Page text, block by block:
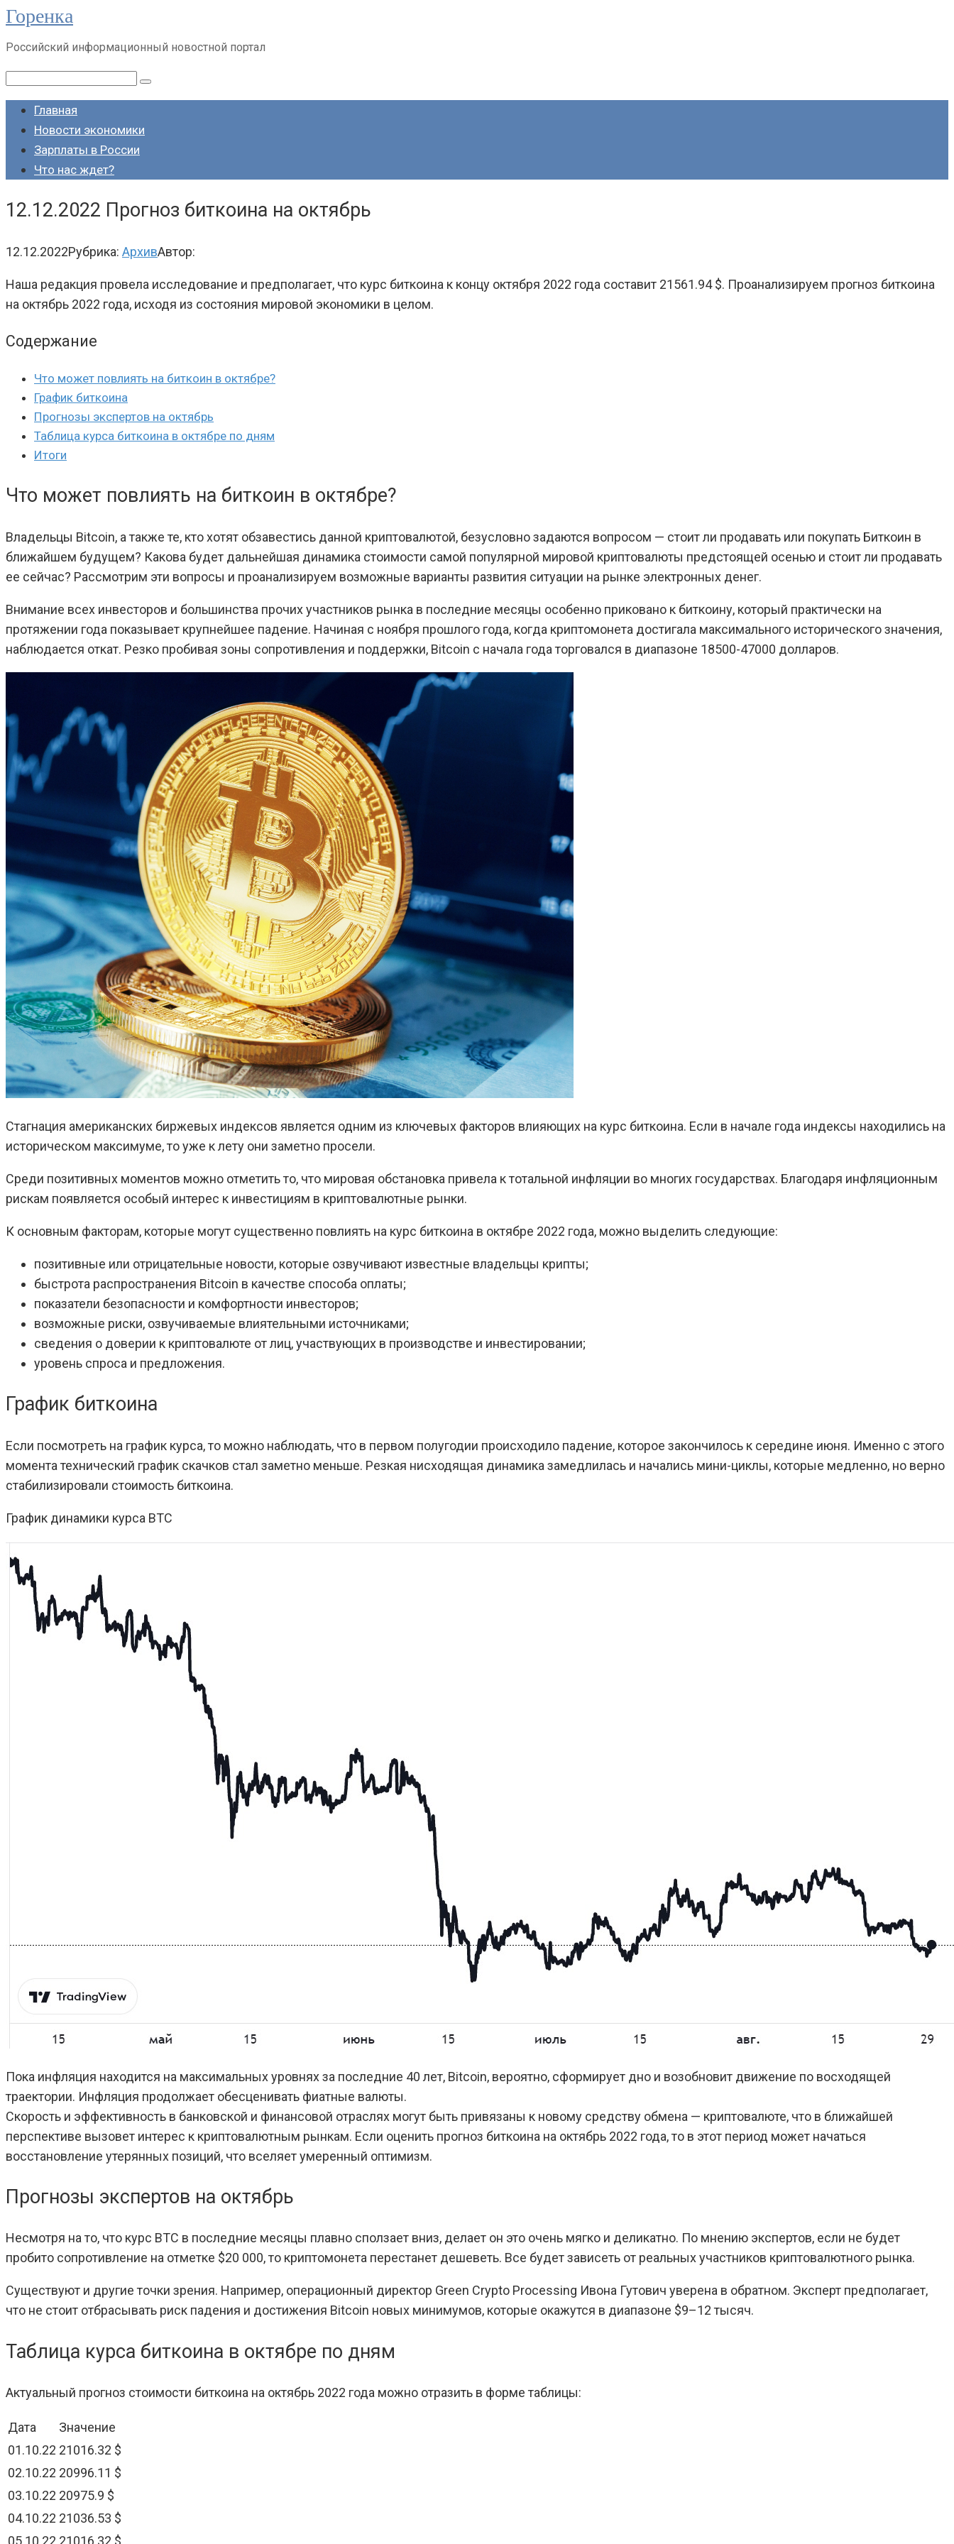
Перейти
контенту
Горенка
Российский информационный новостной портал
Поиск:
Главная
Новости экономики
Зарплаты в России
Что нас ждет?
12.12.2022 Прогноз биткоина на октябрь
12.12.2022Рубрика: АрхивАвтор:
Наша редакция провела исследование и предполагает, что курс биткоина к концу октября 2022 года составит 21561.94 $. Проанализируем прогноз биткоина
на октябрь 2022 года, исходя из состояния мировой экономики в целом.
Содержание
Что может повлиять на биткоин в октябре?
График биткоина
Прогнозы экспертов на октябрь
Таблица курса биткоина в октябре по дням
Итоги
Что может повлиять на биткоин в октябре?
Владельцы Bitcoin, а также те, кто хотят обзавестись данной криптовалютой, безусловно задаются вопросом — стоит ли продавать или покупать Биткоин в
ближайшем будущем? Какова будет дальнейшая динамика стоимости самой популярной мировой криптовалюты предстоящей осенью и стоит ли продавать
ее сейчас? Рассмотрим эти вопросы и проанализируем возможные варианты развития ситуации на рынке электронных денег.
Внимание всех инвесторов и большинства прочих участников рынка в последние месяцы особенно приковано к биткоину, который практически на
протяжении года показывает крупнейшее падение. Начиная с ноября прошлого года, когда криптомонета достигала максимального исторического значения,
наблюдается откат. Резко пробивая зоны сопротивления и поддержки, Bitcoin с начала года торговался в диапазоне 18500-47000 долларов.
Стагнация американских биржевых индексов является одним из ключевых факторов влияющих на курс биткоина. Если в начале года индексы находились на
историческом максимуме, то уже к лету они заметно просели.
Среди позитивных моментов можно отметить то, что мировая обстановка привела к тотальной инфляции во многих государствах. Благодаря инфляционным
рискам появляется особый интерес к инвестициям в криптовалютные рынки.
К основным факторам, которые могут существенно повлиять на курс биткоина в октябре 2022 года, можно выделить следующие:
позитивные или отрицательные новости, которые озвучивают известные владельцы крипты;
быстрота распространения Bitcoin в качестве способа оплаты;
показатели безопасности и комфортности инвесторов;
возможные риски, озвучиваемые влиятельными источниками;
сведения о доверии к криптовалюте от лиц, участвующих в производстве и инвестировании;
уровень спроса и предложения.
График биткоина
Если посмотреть на график курса, то можно наблюдать, что в первом полугодии происходило падение, которое закончилось к середине июня. Именно с этого
момента технический график скачков стал заметно меньше. Резкая нисходящая динамика замедлилась и начались мини-циклы, которые медленно, но верно
стабилизировали стоимость биткоина.
График динамики курса BTC
Пока инфляция находится на максимальных уровнях за последние 40 лет, Bitcoin, вероятно, сформирует дно и возобновит движение по восходящей
траектории. Инфляция продолжает обесценивать фиатные валюты.
Скорость и эффективность в банковской и финансовой отраслях могут быть привязаны к новому средству обмена — криптовалюте, что в ближайшей
перспективе вызовет интерес к криптовалютным рынкам. Если оценить прогноз биткоина на октябрь 2022 года, то в этот период может начаться
восстановление утерянных позиций, что вселяет умеренный оптимизм.
Прогнозы экспертов на октябрь
Несмотря на то, что курс BTC в последние месяцы плавно сползает вниз, делает он это очень мягко и деликатно. По мнению экспертов, если не будет
пробито сопротивление на отметке $20 000, то криптомонета перестанет дешеветь. Все будет зависеть от реальных участников криптовалютного рынка.
Существуют и другие точки зрения. Например, операционный директор Green Crypto Processing Ивона Гутович уверена в обратном. Эксперт предполагает,
что не стоит отбрасывать риск падения и достижения Bitcoin новых минимумов, которые окажутся в диапазоне $9–12 тысяч.
Таблица курса биткоина в октябре по дням
Актуальный прогноз стоимости биткоина на октябрь 2022 года можно отразить в форме таблицы:
Дата
Значение
01.10.22 21016.32 $
02.10.22 20996.11 $
03.10.22 20975.9 $
04.10.22 21036.53 $
05.10.22 21016.32 $